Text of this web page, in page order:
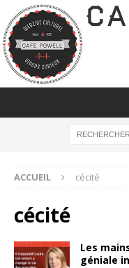
ACCUEIL cécité
cécité
Les
géniale